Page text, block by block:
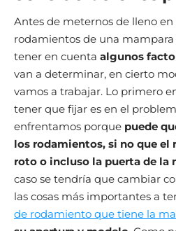
Antes de meternos de lleno
rodamientos de una
tener en cuenta algunos
van a determinar, en cierto
vamos a trabajar. Lo primero
tener que fijar es en el
enfrentamos porque puede
los rodamientos, si no que el
roto o incluso la puerta de la
caso se tendría que cambiar
las cosas más importantes a
de rodamiento que tiene la